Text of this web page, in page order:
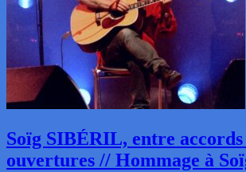
Soïg SIBÉRIL, entre
ouvertures // Hommage à